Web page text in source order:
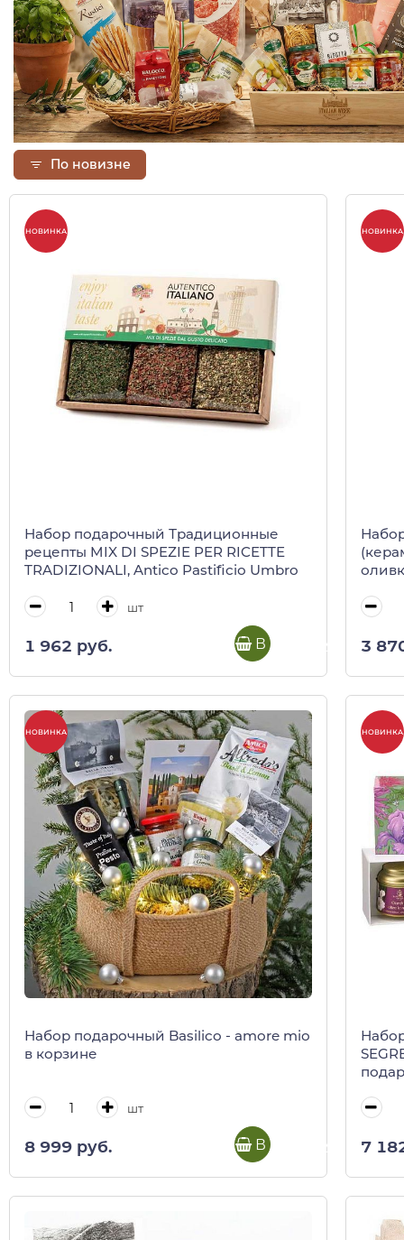
По новизне
НОВИНКА
Набор подарочный Традиционные
рецепты MIX DI SPEZIE PER RICETTE
TRADIZIONALI, Antico Pastificio Umbro
шт
1 962 руб. В корзину
НОВИНКА
Набор
3
НОВИНКА
Набор подарочный Basilico - amore mio
в корзине
шт
8 999 руб. В корзину
НОВИНКА
7